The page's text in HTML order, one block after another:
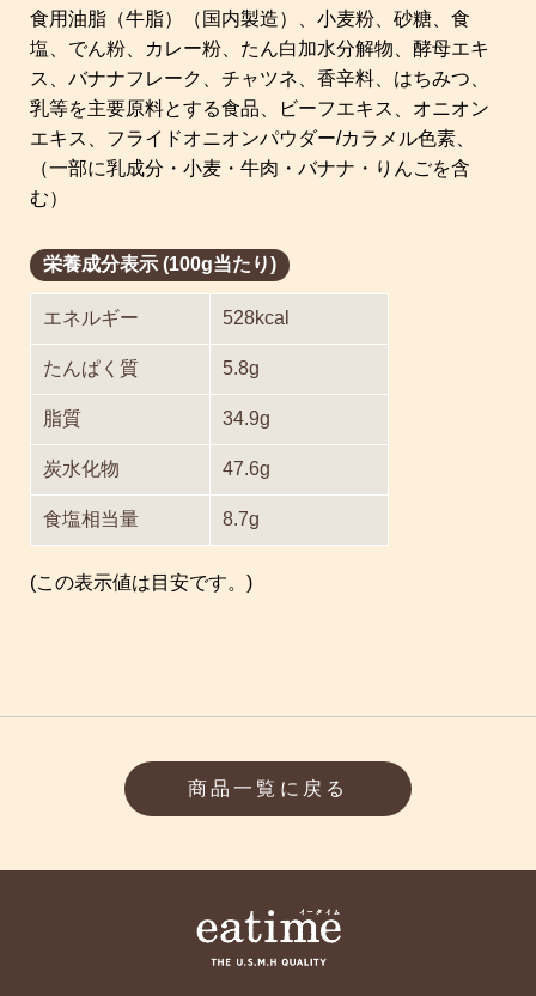
食用油脂（牛脂）（国内製造）、小麦粉、砂糖、食
塩、でん粉、カレー粉、たん白加水分解物、酵母エキ
ス、バナナフレーク、チャツネ、香辛料、はちみつ、
乳等を主要原料とする食品、ビーフエキス、オニオン
エキス、フライドオニオンパウダー/カラメル色素、
（一部に乳成分・小麦・牛肉・バナナ・りんごを含
む）
栄養成分表示 (100g当たり)
エネルギー 528kcal
たんぱく質 5.8g
脂質 34.9g
炭水化物 47.6g
食塩相当量 8.7g
(この表示値は目安です。)
商品一覧に戻る